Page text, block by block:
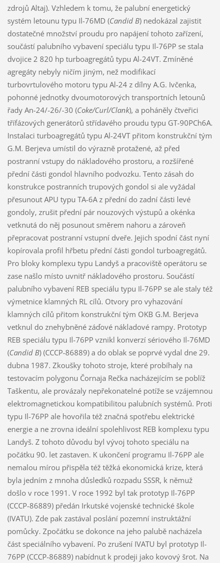
zdrojů Altaj). Vzhledem k tomu, že palubní energetický
systém letounu typu Il-76MD (Candid B) nedokázal zajistit
dostatečné množství proudu pro napájení tohoto zařízení,
součástí palubního vybavení speciálu typu Il-76PP se stala
dvojice 2 820 hp turboagregátů typu Al-24VT. Zmíněné
agregáty nebyly ničím jiným, než modifikací
turbovrtulového motoru typu Al-24 z dílny A.G. Ivčenka,
pohonné jednotky dvoumotorových transportních letounů
řady An-24/-26/-30 (Coke/Curl/Clank), a poháněly čtveřici
třífázových generátorů střídavého proudu typu GT-90PCh6A.
Instalaci turboagregátů typu Al-24VT přitom konstrukční tým
G.M. Berjeva umístil do výrazně protažené, až před
postranní vstupy do nákladového prostoru, a rozšířené
přední části gondol hlavního podvozku. Tento zásah do
konstrukce postranních trupových gondol si ale vyžádal
přesunout APU typu TA-6A z přední do zadní části levé
gondoly, zrušit přední pár nouzových výstupů a okénka
vetknutá do něj posunout směrem nahoru a zároveň
přepracovat postranní vstupní dveře. Jejich spodní část nyní
kopírovala profil hřbetu přední části gondol turboagregátů.
Pro bloky komplexu typu Landyš a pracoviště operátoru se
zase našlo místo uvnitř nákladového prostoru. Součástí
palubního vybavení REB speciálu typu Il-76PP se ale staly též
výmetnice klamných RL cílů. Otvory pro vyhazování
klamných cílů přitom konstrukční tým OKB G.M. Berjeva
vetknul do znehybněné záďové nákladové rampy. Prototyp
REB speciálu typu Il-76PP vznikl konverzí sériového Il-76MD
(Candid B) (CCCP-86889) a do oblak se poprvé vydal dne 29.
dubna 1987. Zkoušky tohoto stroje, které probíhaly na
testovacím polygonu Čornaja Rečka nacházejícím se poblíž
Taškentu, ale provázaly nepřekonatelné potíže se vzájemnou
elektromagnetickou kompatibilitou palubních systémů. Proti
typu Il-76PP ale hovořila též značná spotřebu elektrické
energie a ne zrovna ideální spolehlivost REB komplexu typu
Landyš. Z tohoto důvodu byl vývoj tohoto speciálu na
počátku 90. let zastaven. K ukončení programu Il-76PP ale
nemalou mírou přispěla též těžká ekonomická krize, která
byla jedním z mnoha důsledků rozpadu SSSR, k němuž
došlo v roce 1991. V roce 1992 byl tak prototyp Il-76PP
(CCCP-86889) předán Irkutské vojenské technické škole
(IVATU). Zde pak zastával poslání pozemní instruktážní
pomůcky. Zpočátku se dokonce na jeho palubě nacházela
část speciálního vybavení. Po zrušení IVATU byl prototyp Il-
76PP (CCCP-86889) nabídnut k prodeji jako kovový šrot. Na